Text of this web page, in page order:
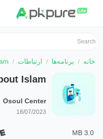
خانه برنامه‌ها ارتباطات
Islam
Osoul Center
18/07/2023
3.0 MB